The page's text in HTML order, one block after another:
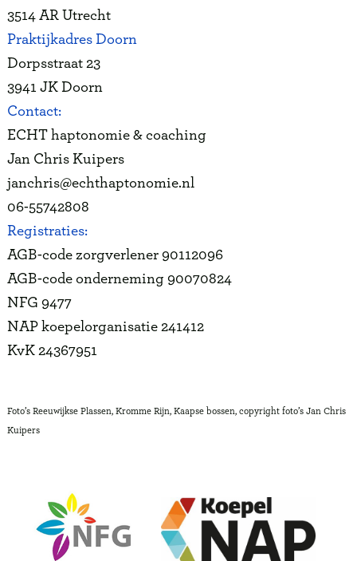
3514 AR Utrecht
Praktijkadres Doorn
Dorpsstraat 23
3941 JK Doorn
Contact:
ECHT haptonomie & coaching
Jan Chris Kuipers
janchris@echthaptonomie.nl
06-55742808
Registraties:
AGB-code zorgverlener 90112096
AGB-code onderneming 90070824
NFG 9477
NAP koepelorganisatie 241412
KvK 24367951
Foto’s Reeuwijkse Plassen, Kromme Rijn, Kaapse bossen, copyright foto’s Jan Chris
Kuipers